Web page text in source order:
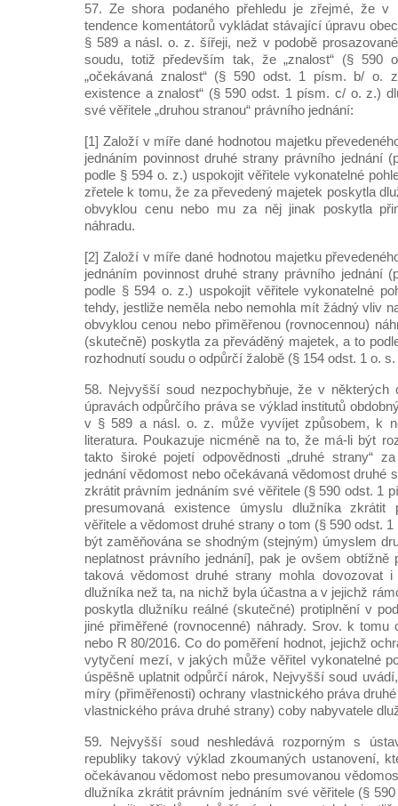
57. Ze shora podaného přehledu je zřejmé, že v
tendence komentátorů vykládat stávající úpravu
§ 589 a násl. o. z. šířeji, než v podobě
soudu, totiž především tak, že „znalost“ (§
„očekávaná znalost“ (§ 590 odst. 1 písm. b/ o.
existence a znalost“ (§ 590 odst. 1 písm. c/ o. z.)
své věřitele „druhou stranou“ právního jednání:
[1] Založí v míře dané hodnotou majetku
jednáním povinnost druhé strany právního jednání
podle § 594 o. z.) uspokojit věřitele vykonatelné
zřetele k tomu, že za převedený majetek poskytla
obvyklou cenu nebo mu za něj jinak poskytla
náhradu.
[2] Založí v míře dané hodnotou majetku
jednáním povinnost druhé strany právního jednání
podle § 594 o. z.) uspokojit věřitele vykonatelné
tehdy, jestliže neměla nebo nemohla mít žádný vliv
obvyklou cenou nebo přiměřenou (rovnocennou)
(skutečně) poskytla za převáděný majetek, a to
rozhodnutí soudu o odpůrčí žalobě (§ 154 odst. 1 o. s.
58. Nejvyšší soud nezpochybňuje, že v některých
úpravách odpůrčího práva se výklad institutů
v § 589 a násl. o. z. může vyvíjet způsobem, k
literatura. Poukazuje nicméně na to, že má-li být
takto široké pojetí odpovědnosti „druhé strany“
jednání vědomost nebo očekávaná vědomost druhé
zkrátit právním jednáním své věřitele (§ 590 odst. 1
presumovaná existence úmyslu dlužníka zkrátit
věřitele a vědomost druhé strany o tom (§ 590 odst.
být zaměňována se shodným (stejným) úmyslem
neplatnost právního jednání], pak je ovšem obtížně
taková vědomost druhé strany mohla dovozovat
dlužníka než ta, na nichž byla účastna a v jejichž
poskytla dlužníku reálné (skutečné) protiplnění v
jiné přiměřené (rovnocenné) náhrady. Srov. k tomu
nebo R 80/2016. Co do poměření hodnot, jejichž
vytyčení mezí, v jakých může věřitel vykonatelné
úspěšně uplatnit odpůrčí nárok, Nejvyšší soud
míry (přiměřenosti) ochrany vlastnického práva
vlastnického práva druhé strany) coby nabyvatele
59. Nejvyšší soud neshledává rozporným s
republiky takový výklad zkoumaných ustanovení,
očekávanou vědomost nebo presumovanou
dlužníka zkrátit právním jednáním své věřitele (§